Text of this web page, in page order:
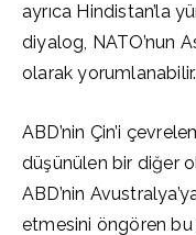
ayrıca Hindistan’la
diyalog, NATO’nun
olarak yorumlanabilir.
ABD’nin Çin’i
düşünülen bir diğer
ABD’nin
etmesini öngören bu